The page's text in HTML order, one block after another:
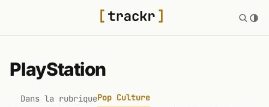
PlayStation
Dans la rubriquePop Culture